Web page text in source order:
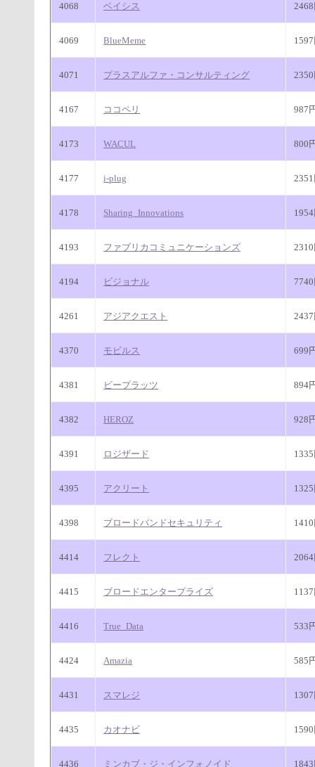
4068 ベイシス 2468
4069 BlueMeme 1597
4071 プラスアルファ・コンサルティング 2350
4167 ココペリ 987
4173 WACUL 800
4177 i-plug 2351
4178 Sharing_Innovations 1954
4193 ファブリカコミュニケーションズ 2310
4194 ビジョナル 7740
4261 アジアクエスト 2437
4370 モビルス 699
4381 ビープラッツ 894
4382 HEROZ 928
4391 ロジザード 1335
4395 アクリート 1325
4398 ブロードバンドセキュリティ 1410
4414 フレクト 2064
4415 ブロードエンタープライズ 1137
4416 True_Data 533
4424 Amazia 585
4431 スマレジ 1307
4435 カオナビ 1590
4436 ミンカブ・ジ・インフォノイド 1843